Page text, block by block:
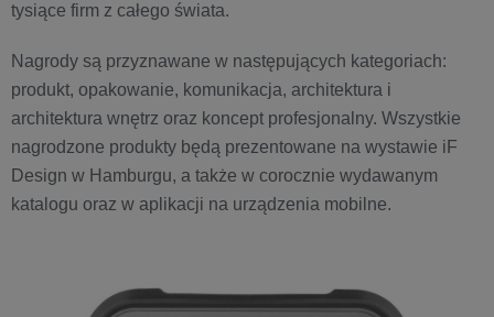
tysiące firm z całego świata.
Nagrody są przyznawane w następujących kategoriach:
produkt, opakowanie, komunikacja, architektura i
architektura wnętrz oraz koncept profesjonalny. Wszystkie
nagrodzone produkty będą prezentowane na wystawie iF
Design w Hamburgu, a także w corocznie wydawanym
katalogu oraz w aplikacji na urządzenia mobilne.